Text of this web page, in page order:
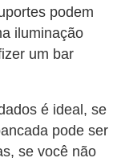
podem
iluminação
um bar
é ideal, se
pode ser
se você não